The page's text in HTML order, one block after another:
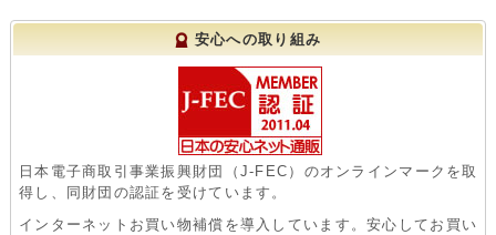
安心への取り組み
日本電子商取引事業振興財団（J-FEC）のオンラインマークを取
得し、同財団の認証を受けています。
インターネットお買い物補償を導入しています。安心してお買い